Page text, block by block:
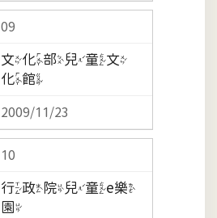
09
文化部兒童文
化館
2009/11/23
10
行政院兒童e樂
園